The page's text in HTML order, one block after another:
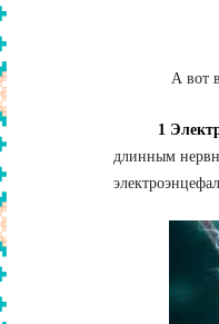
А вот
1
длинным